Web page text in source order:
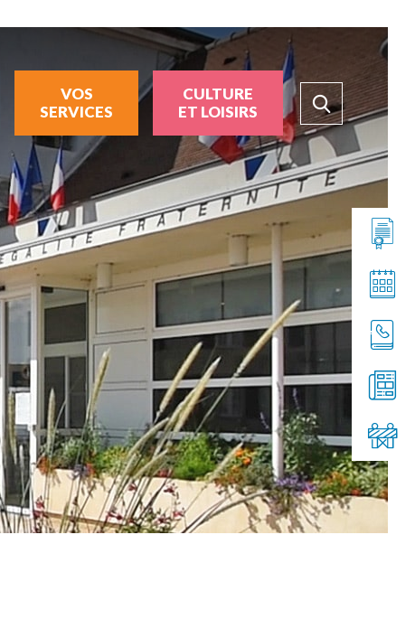
VOS
SERVICES
CULTURE
ET LOISIRS